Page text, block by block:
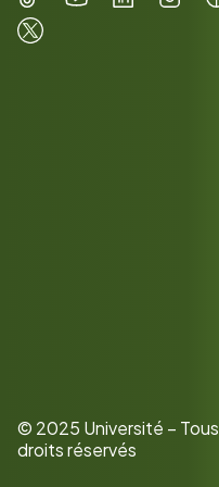
© 2025 Université – Tous
droits réservés